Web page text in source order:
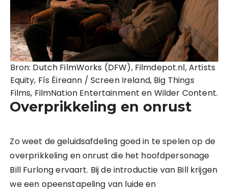
Bron: Dutch FilmWorks (DFW), Filmdepot.nl, Artists
Equity, Fís Éireann / Screen Ireland, Big Things
Films, FilmNation Entertainment en Wilder Content.
Overprikkeling en onrust
Zo weet de geluidsafdeling goed in te spelen op de
overprikkeling en onrust die het hoofdpersonage
Bill Furlong ervaart. Bij de introductie van Bill krijgen
we een opeenstapeling van luide en